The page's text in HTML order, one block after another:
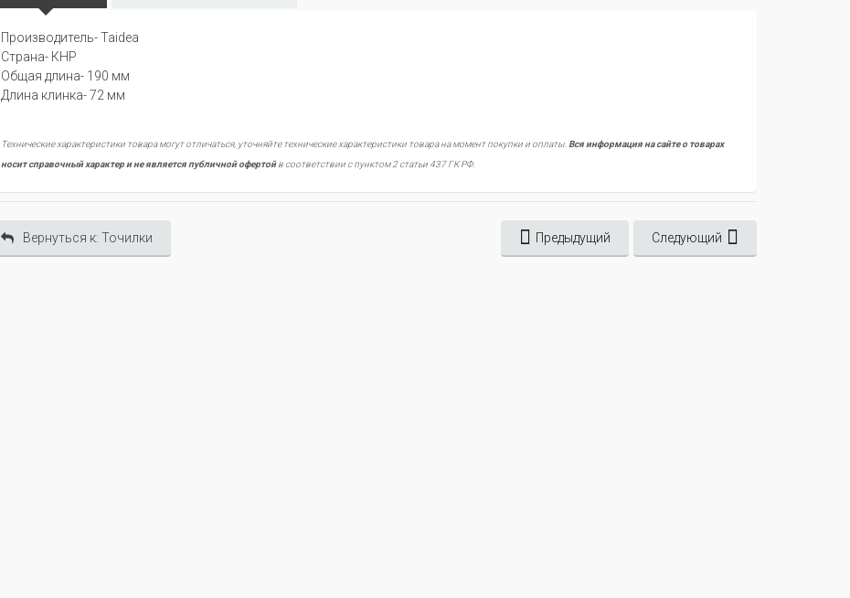
Производитель- Taidea
Страна- КНР
Oбщая длина- 190 мм
Длина клинка- 72 мм
Технические характеристики товара могут отличаться, уточняйте технические характеристики товара на момент покупки и оплаты.Вся информация на сайте о товарах
носит справочный характер и не является публичной офертойв соответствии с пунктом 2 статьи 437 ГК РФ.
Вернуться к: Точилки Предыдущий Следующий